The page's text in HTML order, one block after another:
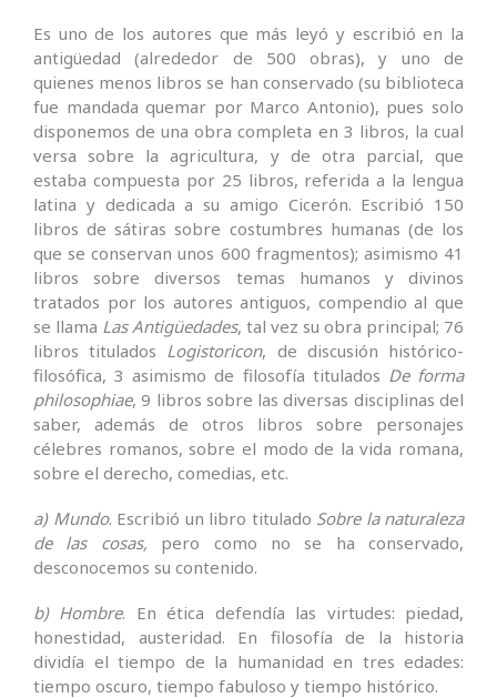
Es uno de los autores que más leyó y escribió en la
antigüedad (alrededor de 500 obras), y uno de
quienes menos libros se han conservado (su biblioteca
fue mandada quemar por Marco Antonio), pues solo
disponemos de una obra completa en 3 libros, la cual
versa sobre la agricultura, y de otra parcial, que
estaba compuesta por 25 libros, referida a la lengua
latina y dedicada a su amigo Cicerón. Escribió 150
libros de sátiras sobre costumbres humanas (de los
que se conservan unos 600 fragmentos); asimismo 41
libros sobre diversos temas humanos y divinos
tratados por los autores antiguos, compendio al que
se llama Las Antigüedades, tal vez su obra principal; 76
libros titulados Logistoricon, de discusión histórico-
filosófica, 3 asimismo de filosofía titulados De forma
philosophiae, 9 libros sobre las diversas disciplinas del
saber, además de otros libros sobre personajes
célebres romanos, sobre el modo de la vida romana,
sobre el derecho, comedias, etc.
a) Mundo. Escribió un libro titulado Sobre la naturaleza
de las cosas, pero como no se ha conservado,
desconocemos su contenido.
b) Hombre. En ética defendía las virtudes: piedad,
honestidad, austeridad. En filosofía de la historia
dividía el tiempo de la humanidad en tres edades:
tiempo oscuro, tiempo fabuloso y tiempo histórico.